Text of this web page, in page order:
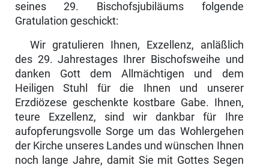
seines 29. Bischofsjubiläums folgende
Gratulation geschickt:
Wir gratulieren Ihnen, Exzellenz, anläßlich
des 29. Jahrestages Ihrer Bi­schofsweihe und
danken Gott dem Allmächtigen und dem
Heiligen Stuhl für die Ihnen und unserer
Erzdiözese geschenkte kostbare Gabe. Ihnen,
teure Exzellenz, sind wir dankbar für Ihre
aufopferungsvolle Sorge um das Wohlergehen
der Kirche unseres Landes und wünschen Ihnen
noch lange Jahre, damit Sie mit Gottes Segen